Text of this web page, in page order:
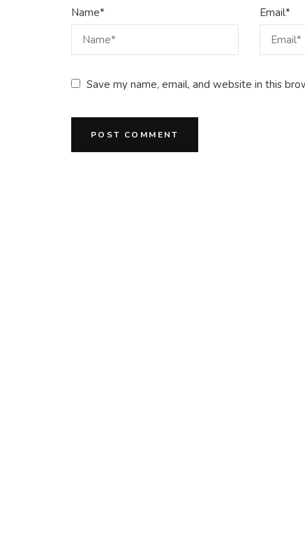
Name* Email*
Save my name, email, and website in this